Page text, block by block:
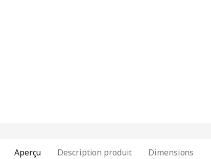
Aperçu Description produit Dimensions